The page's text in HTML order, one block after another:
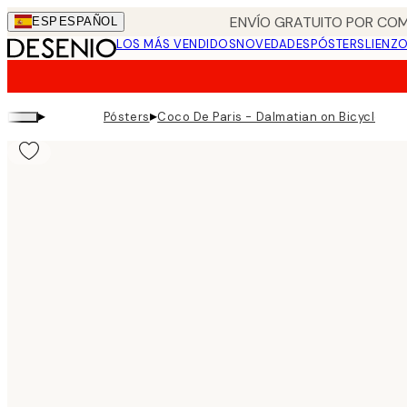
Skip
to
main
ESP ESPAÑOL ENVÍO GRATUITO POR
LOS MÁS VENDIDOSNOVEDADESPÓSTERS
▸ Pósters▸Coco De Paris - Dalmatian on Bicycle